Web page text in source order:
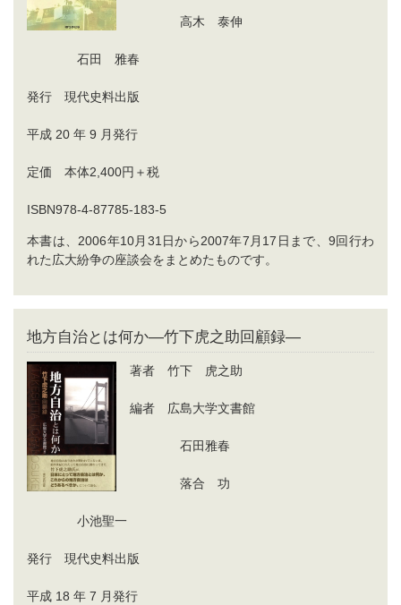
高木 泰伸
石田 雅春
発行 現代史料出版
平成 20 年 9 月発行
定価 本体2,400円＋税
ISBN978-4-87785-183-5
本書は、2006年10月31日から2007年7月17日まで、9回行わ
れた広大紛争の座談会をまとめたものです。
地方自治とは何か―竹下虎之助回顧録―
著者 竹下 虎之助
編者 広島大学文書館
石田雅春
落合 功
小池聖一
発行 現代史料出版
平成 18 年 7 月発行